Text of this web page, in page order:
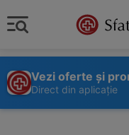
Vezi oferte și
Direct din aplicație